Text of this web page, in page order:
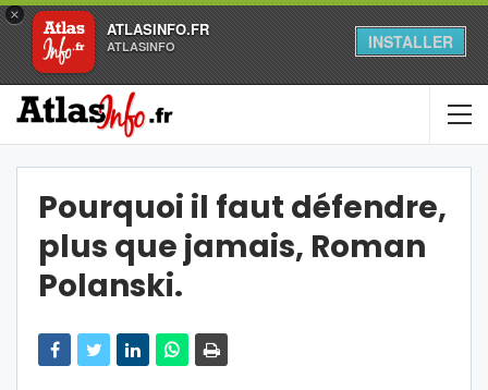
×
ATLASINFO.FR
ATLASINFO INSTALLER
Pourquoi il faut défendre,
plus que jamais, Roman
Polanski.